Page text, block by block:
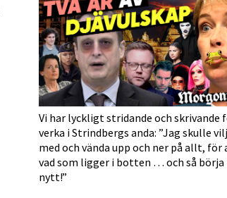
Vi har lyckligt stridande och skrivande
verka i Strindbergs anda: ”Jag skulle
med och vända upp och ner på allt, för
vad som ligger i botten … och så börja
nytt!”